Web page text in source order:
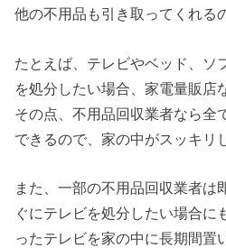
他の不用品も引き取ってくれる
たとえば、テレビやベッド、ソ
を処分したい場合、家電量販店
その点、不用品回収業者なら全
できるので、家の中がスッキリ
また、一部の不用品回収業者は
ぐにテレビを処分したい場合に
ったテレビを家の中に長期間置